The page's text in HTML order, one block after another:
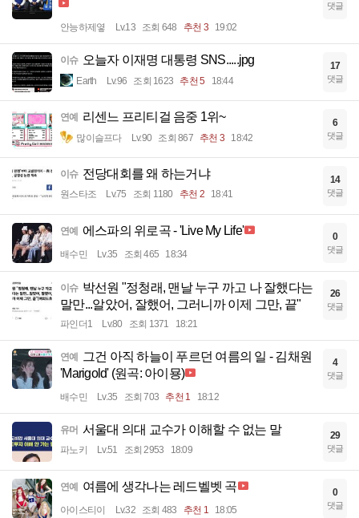
안능하제옇 Lv.13 조회 648 추천 3 19:02
댓글
이슈 오늘자 이재명 대통령 SNS.....jpg
Earth Lv.96 조회 1623 추천 5 18:44
17
댓글
연예 리센느 프리티걸 음중 1위~
많이슬프다 Lv.90 조회 867 추천 3 18:42
6
댓글
이슈 전당대회를 왜 하는거냐
원스타조 Lv.75 조회 1180 추천 2 18:41
14
댓글
연예 에스파의 위로곡 - 'Live My Life'
배수민 Lv.35 조회 465 18:34
0
댓글
이슈 박선원 "정청래, 맨날 누구 까고 나 잘했다는
말만...알았어, 잘했어, 그러니까 이제 그만, 끝"
파인더1 Lv.80 조회 1371 18:21
26
댓글
연예
그건 아직 하늘이 푸르던 여름의 일 - 김채원
'Marigold' (원곡: 아이묭)
배수민 Lv.35 조회 703 추천 1 18:12
4
댓글
유머 서울대 의대 교수가 이해할 수 없는 말
파노키 Lv.51 조회 2953 18:09
29
댓글
연예 여름에 생각나는 레드벨벳 곡
아이스티이 Lv.32 조회 483 추천 1 18:05
0
댓글